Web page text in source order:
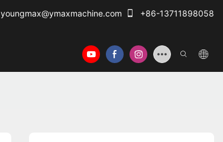
youngmax@ymaxmachine.com +86-13711898058